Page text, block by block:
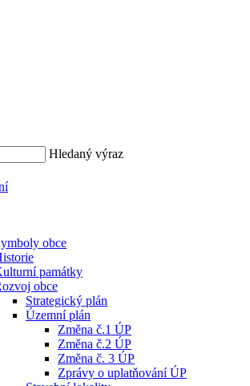
Hledaný výraz
obce
památky
obce
Strategický plán
Územní plán
Změna č.1 ÚP
Změna č.2 ÚP
Změna č. 3 ÚP
Zprávy o uplatňování ÚP